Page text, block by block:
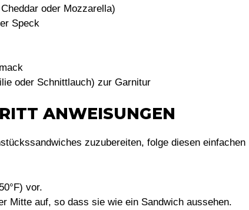
oder Mozzarella)
Speck
oder Schnittlauch) zur Garnitur
ANWEISUNGEN
zuzubereiten, folge diesen einfachen
vor.
Mitte auf, so dass sie wie ein Sandwich aussehen.